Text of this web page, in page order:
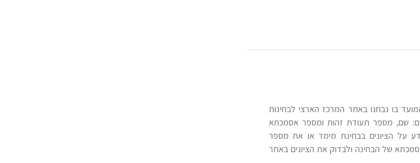
בו נבחנו באתר המרכז הארצי לבחינות
שם, מספר תעודת זהות ומספר אסמכתא
על הציונים בבחינת מימד או את מספר
של הבחינה ולבדוק את הציונים באתר